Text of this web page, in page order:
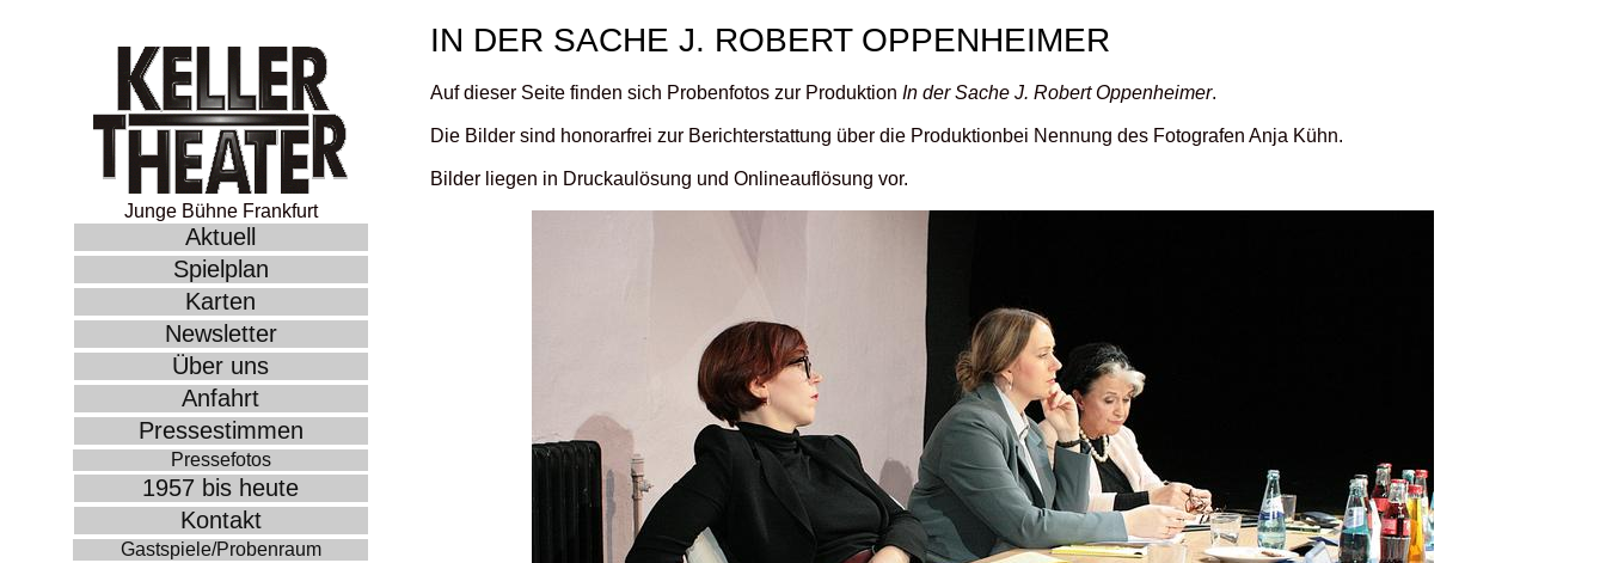
Junge Bühne Frankfurt
Aktuell
Spielplan
Karten
Newsletter
Über uns
Anfahrt
Pressestimmen
Pressefotos
1957 bis heute
Kontakt
Gastspiele/Probenraum
IN DER SACHE J. ROBERT OPPENHEIMER
Auf dieser Seite finden sich Probenfotos zur Produktion In der Sache J. Robert Oppenheimer.
Die Bilder sind honorarfrei zur Berichterstattung über die Produktionbei Nennung des Fotografen Anja Kühn.
Bilder liegen in Druckaulösung und Onlineauflösung vor.